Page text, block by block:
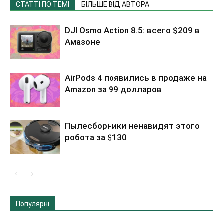
СТАТТІ ПО ТЕМІ БІЛЬШЕ ВІД АВТОРА
DJI Osmo Action 8.5: всего $209 в
Амазоне
AirPods 4 появились в продаже на
Amazon за 99 долларов
Пылесборники ненавидят этого
робота за $130
Популярні